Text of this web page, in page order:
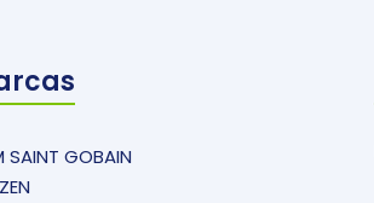
SAINT GOBAIN